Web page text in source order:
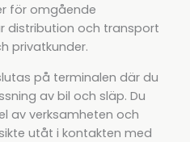
för omgående
distribution och transport
privatkunder.
på terminalen där du
av bil och släp. Du
av verksamheten och
utåt i kontakten med